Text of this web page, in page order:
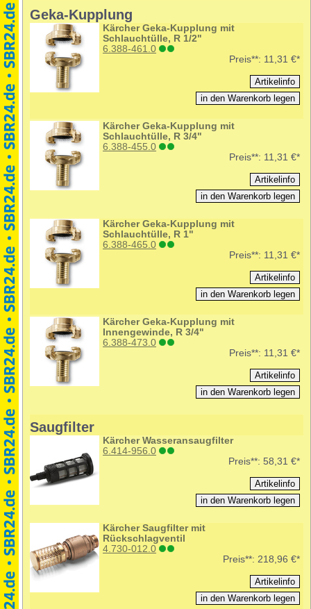
Geka-Kupplung
Kärcher Geka-Kupplung mit
Schlauchtülle, R 1/2"
6.388-461.0
Preis**: 11,31 €*
Kärcher Geka-Kupplung mit
Schlauchtülle, R 3/4"
6.388-455.0
Preis**: 11,31 €*
Kärcher Geka-Kupplung mit
Schlauchtülle, R 1"
6.388-465.0
Preis**: 11,31 €*
Kärcher Geka-Kupplung mit
Innengewinde, R 3/4"
6.388-473.0
Preis**: 11,31 €*
Saugfilter
Kärcher Wasseransaugfilter
6.414-956.0
Preis**: 58,31 €*
Kärcher Saugfilter mit
Rückschlagventil
4.730-012.0
Preis**: 218,96 €*